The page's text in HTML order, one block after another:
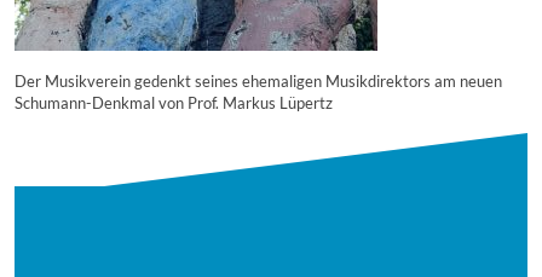
Der Musikverein gedenkt seines ehemaligen Musikdirektors am neuen
Schumann-Denkmal von Prof. Markus Lüpertz